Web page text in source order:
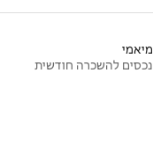
מיאמי
נכסים להשכרה חודשית